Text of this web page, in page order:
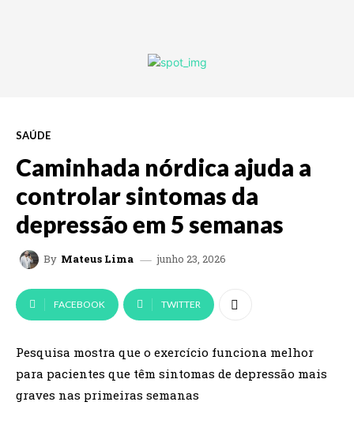
SAÚDE
Caminhada nórdica ajuda a
controlar sintomas da
depressão em 5 semanas
By Mateus Lima junho 23, 2026
FACEBOOK TWITTER
Pesquisa mostra que o exercício funciona melhor
para pacientes que têm sintomas de depressão mais
graves nas primeiras semanas